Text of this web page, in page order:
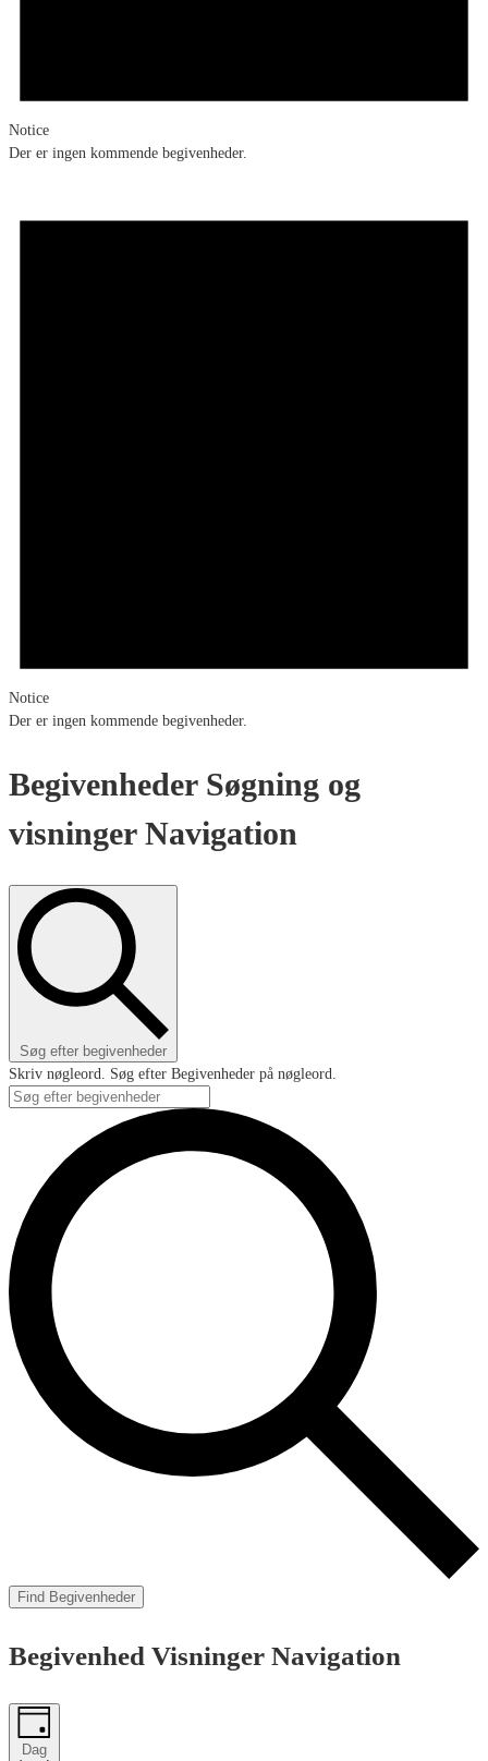
Notice
Der er ingen kommende begivenheder.
Notice
Der er ingen kommende begivenheder.
Begivenheder Søgning og
visninger Navigation
Søg efter begivenheder
Skriv nøgleord. Søg efter Begivenheder på nøgleord.
Find Begivenheder
Begivenhed Visninger Navigation
Dag